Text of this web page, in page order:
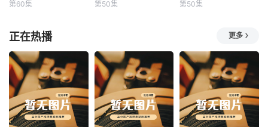
第60集 第50集 第50集
正在热播 更多